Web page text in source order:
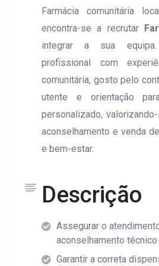
Farmácia comunitária
encontra-se a recrutar
integrar a sua
profissional com
comunitária, gosto pelo
utente e orientação
personalizado,
aconselhamento e venda
e bem-estar.
Descrição
Assegurar o
aconselhamento técnico
Garantir a correta
Telefone
Curriculum*
Anexe o seu curriculum em PDF, JPG ou
Mais Informações
Preferências de contacto
Autoriza a utilização dos seus
novas oportunidades
Empresa / Farmácia
Preferências de contacto